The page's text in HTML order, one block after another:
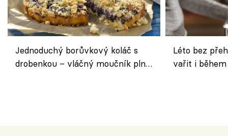
Jednoduchý borůvkový koláč s
drobenkou – vláčný moučník plný
Léto bez
vařit i